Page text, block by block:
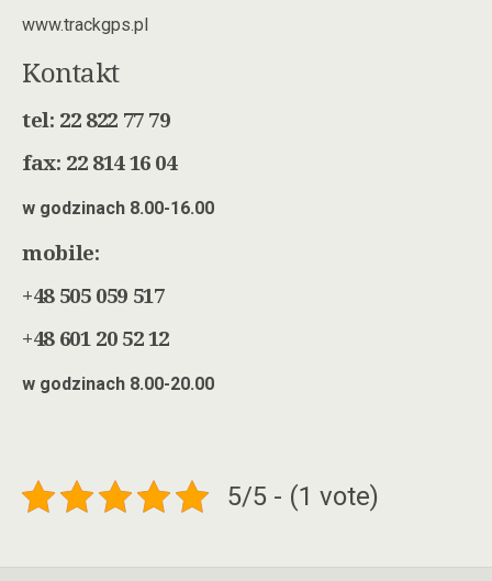
www.trackgps.pl
Kontakt
tel: 22 822 77 79
fax: 22 814 16 04
w godzinach 8.00-16.00
mobile:
+48 505 059 517
+48 601 20 52 12
w godzinach 8.00-20.00
5/5 - (1 vote)